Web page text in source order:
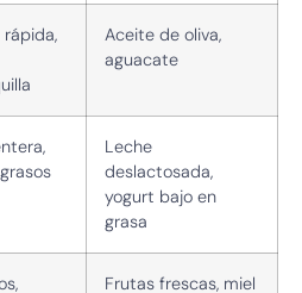
Aceite de oliva,
aguacate
Leche
deslactosada,
yogurt bajo en
grasa
Frutas frescas, miel